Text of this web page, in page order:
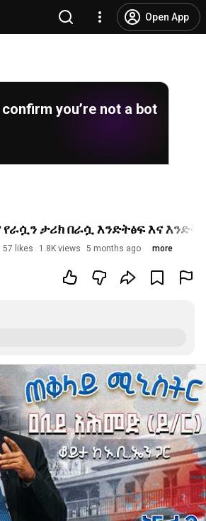
Open App
you’re not a bot
ታሪክ በራሷ እንድትፅፍ እና
57 likes 1.8K views 5 months ago more